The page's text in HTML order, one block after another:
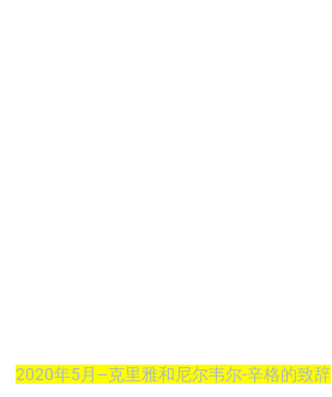
2020年5月–克里雅和尼尔韦尔-辛格的致辞